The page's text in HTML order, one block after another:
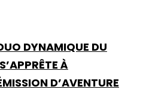
DYNAMIQUE DU
À
D’AVENTURE